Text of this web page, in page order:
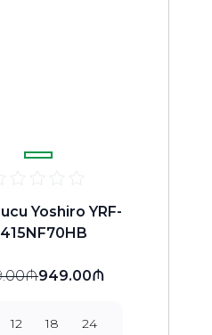
Yoshiro YRF-
949.00₼
12 18
24